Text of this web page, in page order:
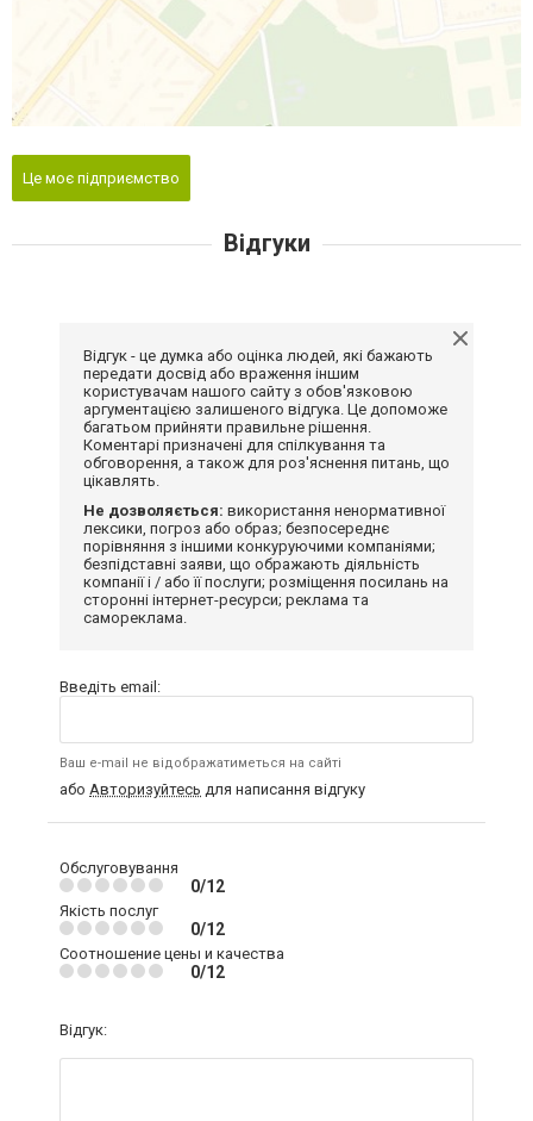
Це моє підприємство
Відгуки
Відгук - це думка або оцінка людей, які бажають
передати досвід або враження іншим
користувачам нашого сайту з обов'язковою
аргументацією залишеного відгука. Це допоможе
багатьом прийняти правильне рішення.
Коментарі призначені для спілкування та
обговорення, а також для роз'яснення питань, що
цікавлять.
Не дозволяється: використання ненормативної
лексики, погроз або образ; безпосереднє
порівняння з іншими конкуруючими компаніями;
безпідставні заяви, що ображають діяльність
компанії і / або її послуги; розміщення посилань на
сторонні інтернет-ресурси; реклама та
самореклама.
Введіть email:
Ваш e-mail не відображатиметься на сайті
або Авторизуйтесь для написання відгуку
Обслуговування
0/12
Якість послуг
0/12
Соотношение цены и качества
0/12
Відгук: